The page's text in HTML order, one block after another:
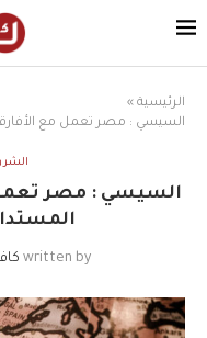
الرئيسية »
السيسي : مصر تعمل مع
السيسي : مصر تعمل
written by